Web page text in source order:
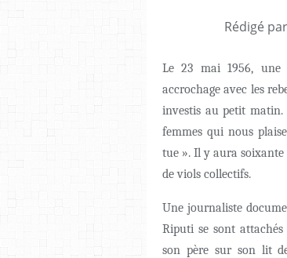
Rédigé
Le 23 mai 1956, une
accrochage avec les
investis au petit matin.
femmes qui nous
tue ». Il y aura soixante
de viols collectifs.
Une journaliste
Riputi se sont
son père sur son lit